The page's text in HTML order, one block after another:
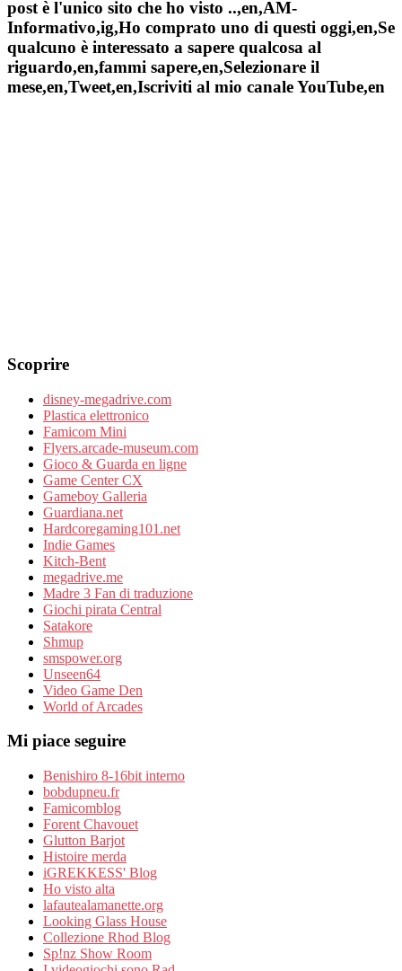
post è l'unico sito che ho visto ..,en,AM-
Informativo,ig,Ho comprato uno di questi oggi,en,Se
qualcuno è interessato a sapere qualcosa al
riguardo,en,fammi sapere,en,Selezionare il
mese,en,Tweet,en,Iscriviti al mio canale YouTube,en
Scoprire
disney-megadrive.com
Plastica elettronico
Famicom Mini
Flyers.arcade-museum.com
Gioco & Guarda en ligne
Game Center CX
Gameboy Galleria
Guardiana.net
Hardcoregaming101.net
Indie Games
Kitch-Bent
megadrive.me
Madre 3 Fan di traduzione
Giochi pirata Central
Satakore
Shmup
smspower.org
Unseen64
Video Game Den
World of Arcades
Mi piace seguire
Benishiro 8-16bit interno
bobdupneu.fr
Famicomblog
Forent Chavouet
Glutton Barjot
Histoire merda
iGREKKESS' Blog
Ho visto alta
lafautealamanette.org
Looking Glass House
Collezione Rhod Blog
Sp!nz Show Room